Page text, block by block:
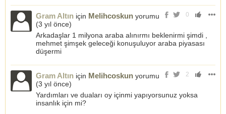
0
Gram Altın için Melihcoskun yorumu
(3 yıl önce)
Arkadaşlar 1 milyona araba alınırmı beklenirmi şimdi ,
mehmet şimşek geleceği konuşuluyor araba piyasası
düşermi
2
Gram Altın için Melihcoskun yorumu
(3 yıl önce)
Yardımları ve duaları oy içinmi yapıyorsunuz yoksa
insanlık için mi?